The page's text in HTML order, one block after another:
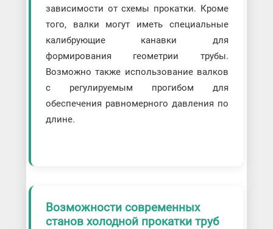
зависимости от схемы прокатки. Кроме
того, валки могут иметь специальные
калибрующие канавки для
формирования геометрии трубы.
Возможно также использование валков
с регулируемым прогибом для
обеспечения равномерного давления по
длине.
Возможности современных
станов холодной прокатки труб